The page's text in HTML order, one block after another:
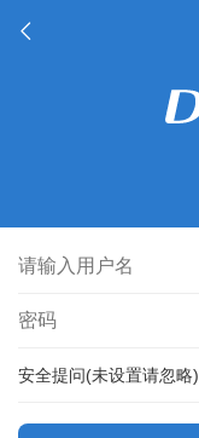
安全提问(未设置请忽略)